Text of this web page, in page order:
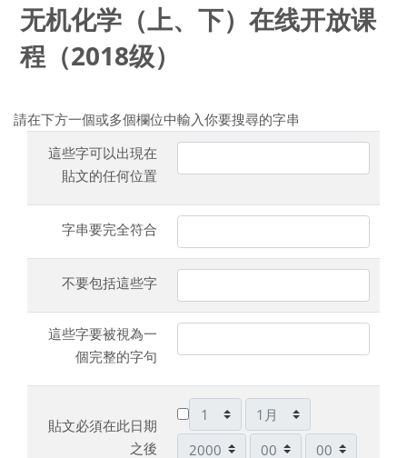
无机化学（上、下）在线开放课
程（2018级）
請在下方一個或多個欄位中輸入你要搜尋的字串
這些字可以出現在
貼文的任何位置
字串要完全符合
不要包括這些字
這些字要被視為一
個完整的字句
貼文必須在此日期
之後
日
月
年
時 分